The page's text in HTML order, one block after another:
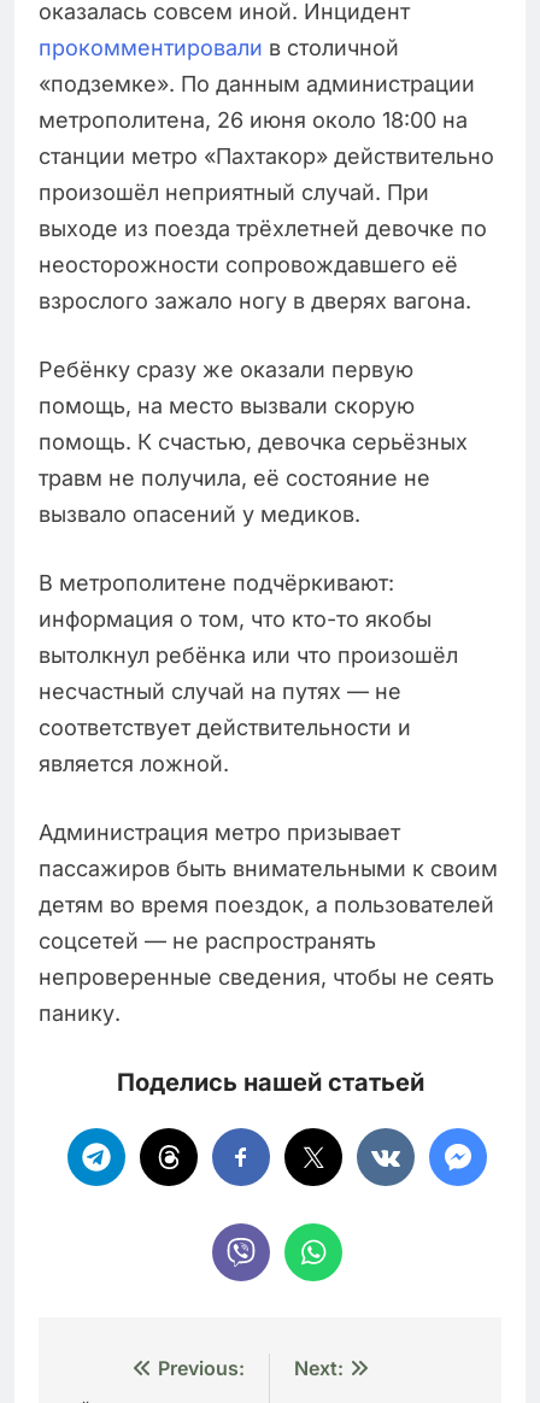
оказалась совсем иной. Инцидент
прокомментировали в столичной
«подземке». По данным администрации
метрополитена, 26 июня около 18:00 на
станции метро «Пахтакор» действительно
произошёл неприятный случай. При
выходе из поезда трёхлетней девочке по
неосторожности сопровождавшего её
взрослого зажало ногу в дверях вагона.
Ребёнку сразу же оказали первую
помощь, на место вызвали скорую
помощь. К счастью, девочка серьёзных
травм не получила, её состояние не
вызвало опасений у медиков.
В метрополитене подчёркивают:
информация о том, что кто-то якобы
вытолкнул ребёнка или что произошёл
несчастный случай на путях — не
соответствует действительности и
является ложной.
Администрация метро призывает
пассажиров быть внимательными к своим
детям во время поездок, а пользователей
соцсетей — не распространять
непроверенные сведения, чтобы не сеять
панику.
Поделись нашей статьей
Навигация
Previous:
Next: